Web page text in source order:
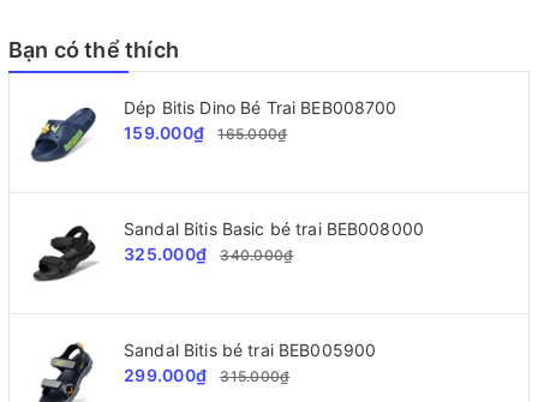
Bạn có thể thích
Dép Bitis Dino Bé Trai BEB008700
159.000₫
165.000₫
Sandal Bitis Basic bé trai BEB008000
325.000₫
340.000₫
Sandal Bitis bé trai BEB005900
299.000₫
315.000₫